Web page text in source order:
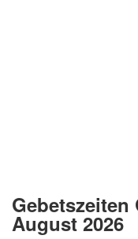
August 2026